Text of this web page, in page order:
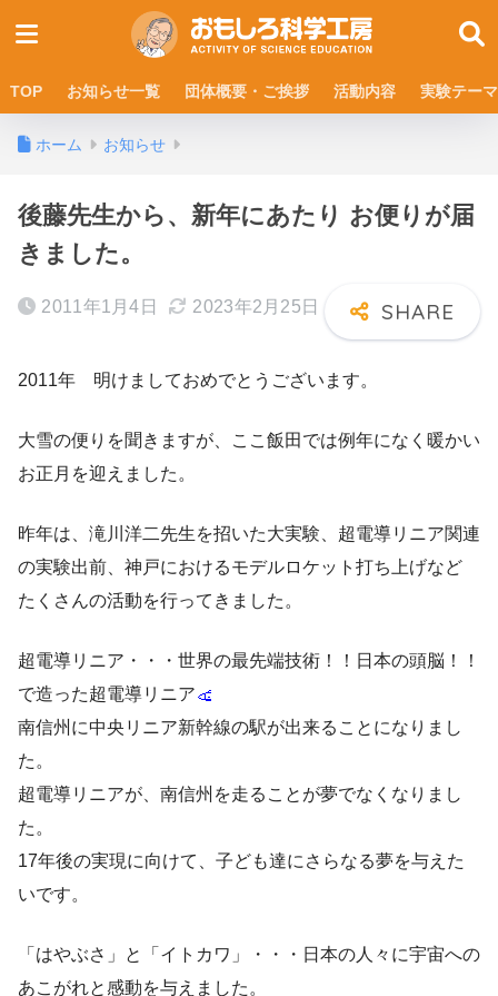
TOP お知らせ一覧 団体概要・ご挨拶 活動内容 実験テーマ
ホーム お知らせ
後藤先生から、新年にあたり お便りが届
きました。
2011年1月4日 2023年2月25日
2011年 明けましておめでとうございます。
大雪の便りを聞きますが、ここ飯田では例年になく暖かい
お正月を迎えました。
昨年は、滝川洋二先生を招いた大実験、超電導リニア関連
の実験出前、神戸におけるモデルロケット打ち上げなど
たくさんの活動を行ってきました。
超電導リニア・・・世界の最先端技術！！日本の頭脳！！
で造った超電導リニア
南信州に中央リニア新幹線の駅が出来ることになりまし
た。
超電導リニアが、南信州を走ることが夢でなくなりまし
た。
17年後の実現に向けて、子ども達にさらなる夢を与えた
いです。
「はやぶさ」と「イトカワ」・・・日本の人々に宇宙への
あこがれと感動を与えました。